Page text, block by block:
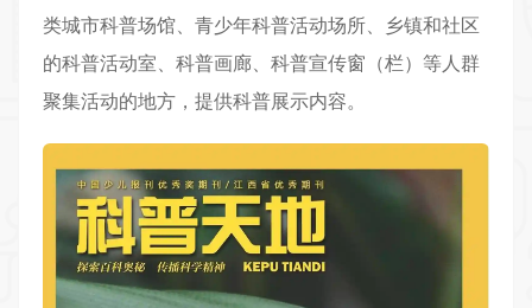
类城市科普场馆、青少年科普活动场所、乡镇和社区
的科普活动室、科普画廊、科普宣传窗（栏）等人群
聚集活动的地方，提供科普展示内容。